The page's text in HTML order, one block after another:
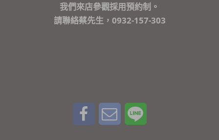
我們來店參觀採用預約制。
請聯絡蔡先生，0932-157-303